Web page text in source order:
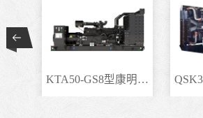
KTA50-GS8型康明斯柴..